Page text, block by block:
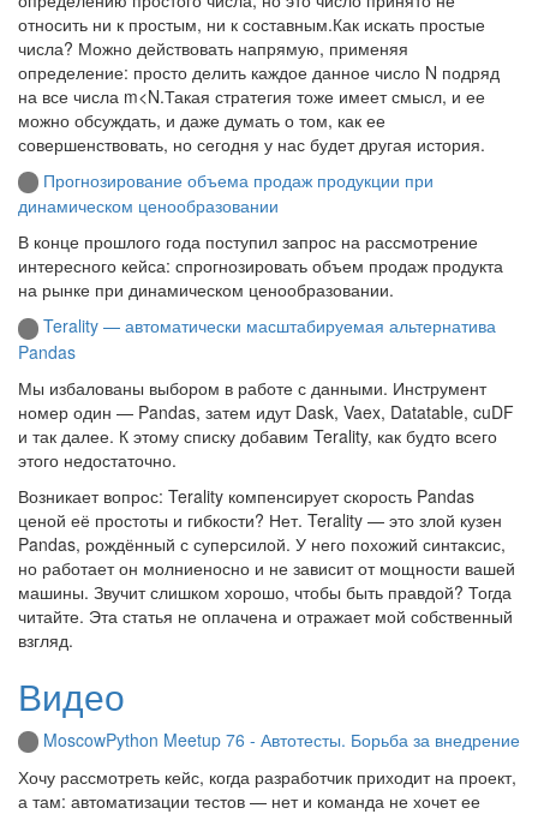
относить ни к простым, ни к составным.Как искать простые
числа? Можно действовать напрямую, применяя
определение: просто делить каждое данное число N подряд
на все числа m<N.Такая стратегия тоже имеет смысл, и ее
можно обсуждать, и даже думать о том, как ее
совершенствовать, но сегодня у нас будет другая история.
Прогнозирование объема продаж продукции при
динамическом ценообразовании
В конце прошлого года поступил запрос на рассмотрение
интересного кейса: спрогнозировать объем продаж продукта
на рынке при динамическом ценообразовании.
Terality — автоматически масштабируемая альтернатива
Pandas
Мы избалованы выбором в работе с данными. Инструмент
номер один — Pandas, затем идут Dask, Vaex, Datatable, cuDF
и так далее. К этому списку добавим Terality, как будто всего
этого недостаточно.
Возникает вопрос: Terality компенсирует скорость Pandas
ценой её простоты и гибкости? Нет. Terality — это злой кузен
Pandas, рождённый с суперсилой. У него похожий синтаксис,
но работает он молниеносно и не зависит от мощности вашей
машины. Звучит слишком хорошо, чтобы быть правдой? Тогда
читайте. Эта статья не оплачена и отражает мой собственный
взгляд.
Видео
MoscowPython Meetup 76 - Автотесты. Борьба за внедрение
Хочу рассмотреть кейс, когда разработчик приходит на проект,
а там: автоматизации тестов — нет и команда не хочет ее